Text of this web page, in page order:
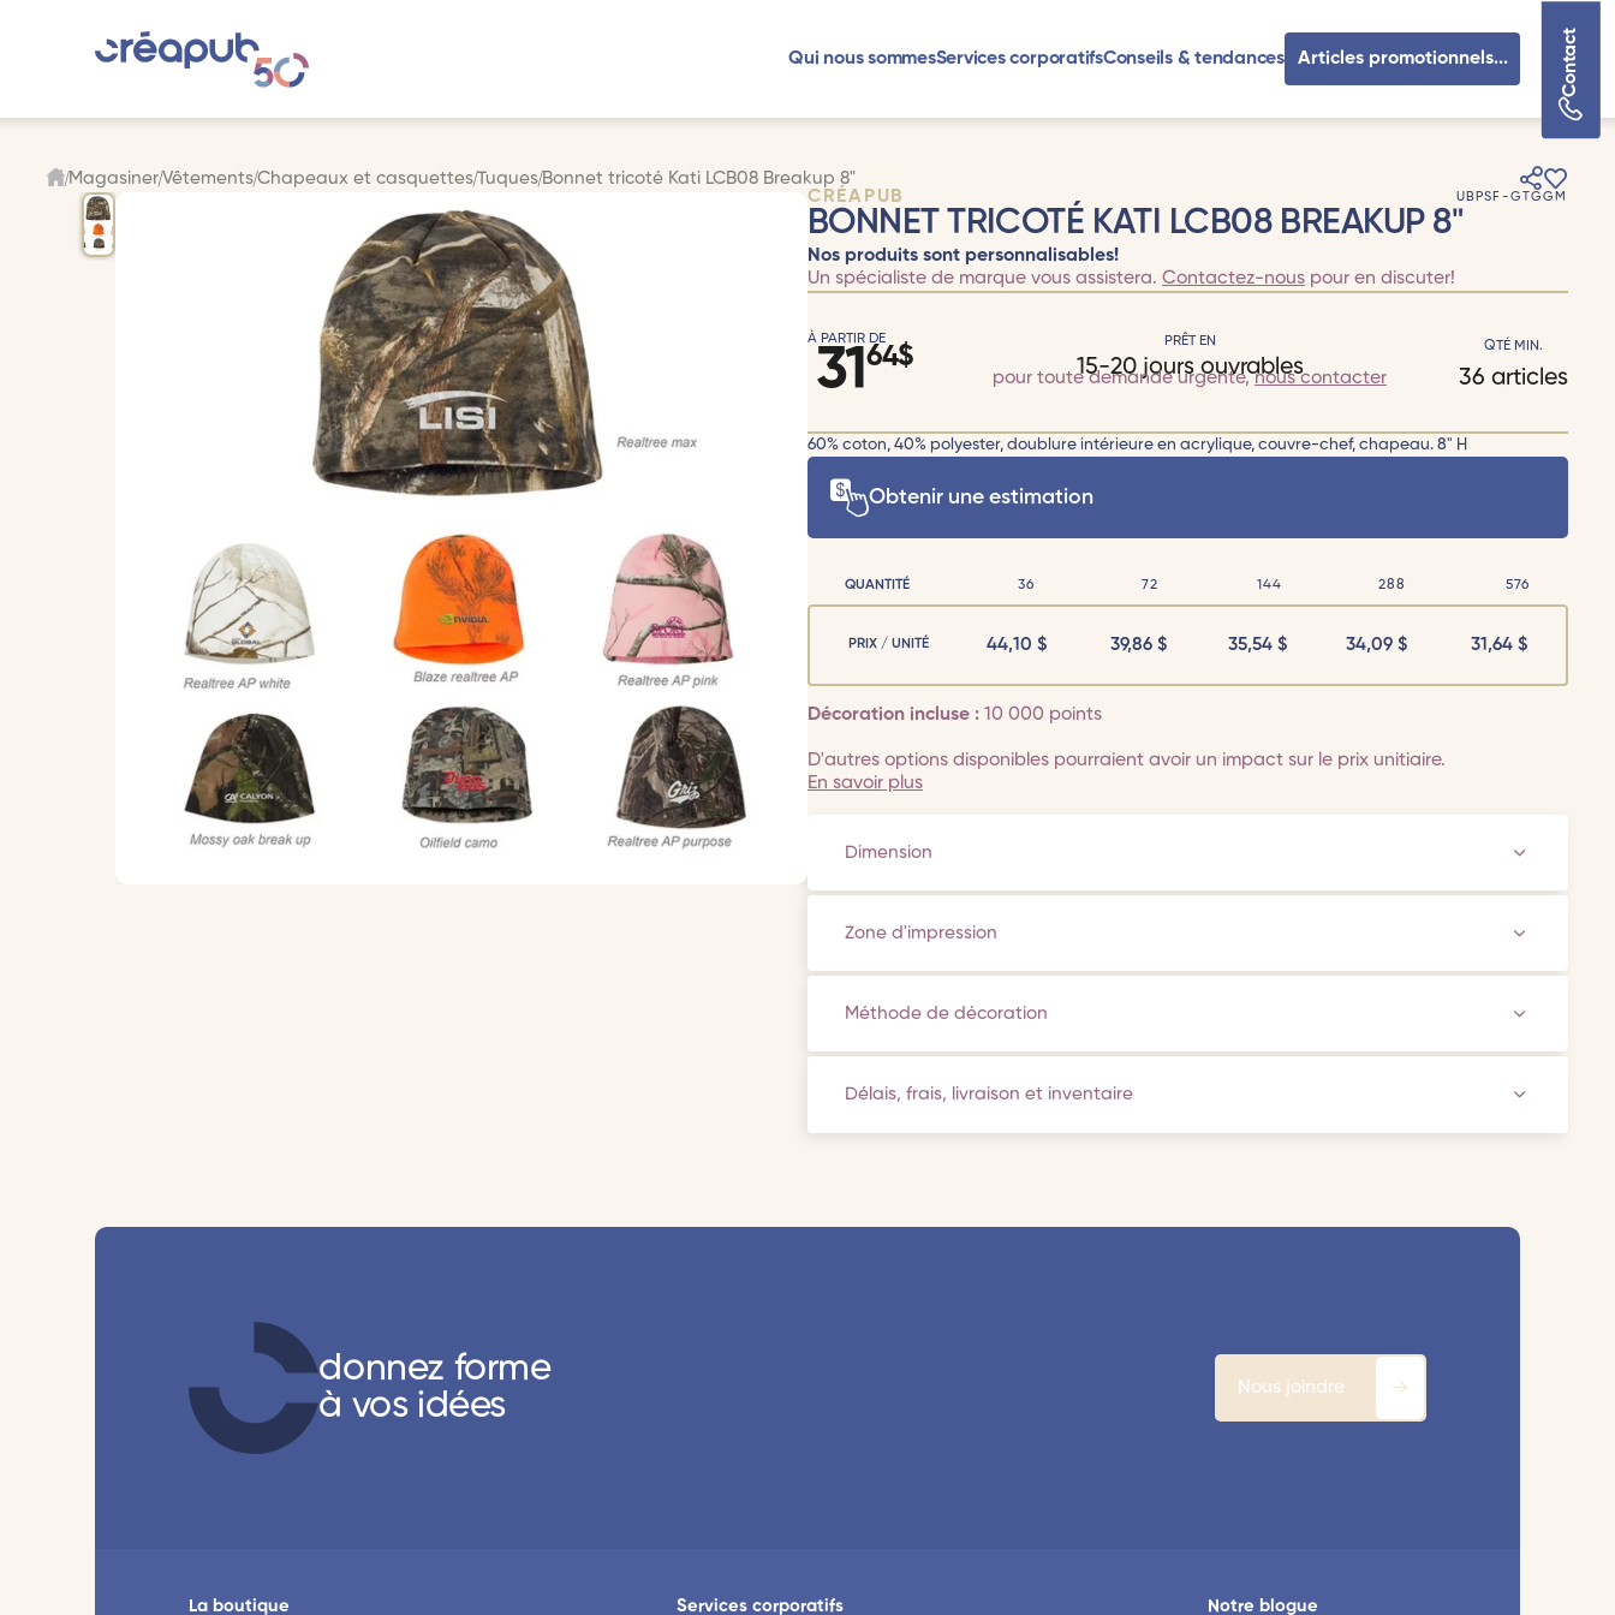
Qui nous sommesServices corporatifsConseils & tendances Contact
Articles promotionnels...
Magasiner Vêtements Chapeaux et casquettes Tuques Bonnet tricoté Kati LCB08 Breakup 8"
CRÉAPUB UBPSF-GTGGM
BONNET TRICOTÉ KATI LCB08 BREAKUP 8"
Nos produits sont personnalisables!
Un spécialiste de marque vous assistera. Contactez-nous pour en discuter!
À PARTIR DE
31 64$
PRÊT EN
15-20 jours ouvrables
pour toute demande urgente,nous contacter
QTÉ MIN.
36 articles
60% coton, 40% polyester, doublure intérieure en acrylique, couvre-chef, chapeau. 8" H
Obtenir une estimation
QUANTITÉ 36 72 144 288 576
PRIX / UNITÉ 44,10 $ 39,86 $ 35,54 $ 34,09 $ 31,64 $
Décoration incluse : 10 000 points
D'autres options disponibles pourraient avoir un impact sur le prix unitiaire.
En savoir plus
Dimension
Zone d'impression
Méthode de décoration
Délais, frais, livraison et inventaire
donnez forme
à vos idées
Nous joindre
La boutique Services corporatifs Notre blogue